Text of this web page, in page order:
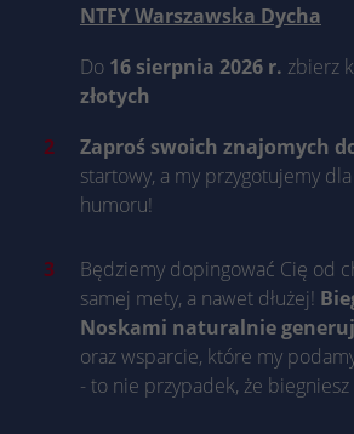
NTFY Warszawska Dycha
Do 16 sierpnia 2026 r. zbierz
złotych
Zaproś swoich znajomych
startowy, a my przygotujemy
humoru!
Będziemy dopingować Cię od
samej mety, a nawet dłużej!
Noskami naturalnie
oraz wsparcie, które my
- to nie przypadek, że biegniesz